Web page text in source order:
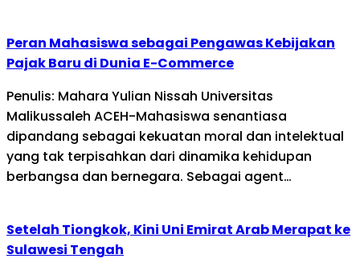
Peran Mahasiswa sebagai Pengawas Kebijakan
Pajak Baru di Dunia E-Commerce
Penulis: Mahara Yulian Nissah Universitas
Malikussaleh ACEH-Mahasiswa senantiasa
dipandang sebagai kekuatan moral dan intelektual
yang tak terpisahkan dari dinamika kehidupan
berbangsa dan bernegara. Sebagai agent…
Setelah Tiongkok, Kini Uni Emirat Arab Merapat ke
Sulawesi Tengah